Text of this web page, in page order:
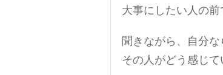
大事にしたい人の前
聞きながら、自分
その人がどう感じて